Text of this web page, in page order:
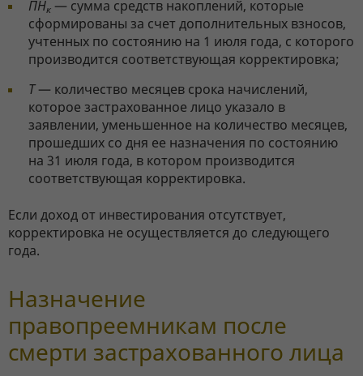
ПНк — сумма средств накоплений, которые
сформированы за счет дополнительных взносов,
учтенных по состоянию на 1 июля года, с которого
производится соответствующая корректировка;
Т— количество месяцев срока начислений,
которое застрахованное лицо указало в
заявлении, уменьшенное на количество месяцев,
прошедших со дня ее назначения по состоянию
на 31 июля года, в котором производится
соответствующая корректировка.
Если доход от инвестирования отсутствует,
корректировка не осуществляется до следующего
года.
Назначение
правопреемникам после
смерти застрахованного лица